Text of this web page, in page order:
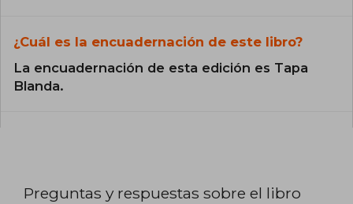
¿Cuál es la encuadernación de este libro?
La encuadernación de esta edición es Tapa
Blanda.
Preguntas y respuestas sobre el libro